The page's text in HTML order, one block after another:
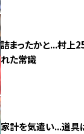
詰まったかと...村上
れた常識
家計を気遣い...道具